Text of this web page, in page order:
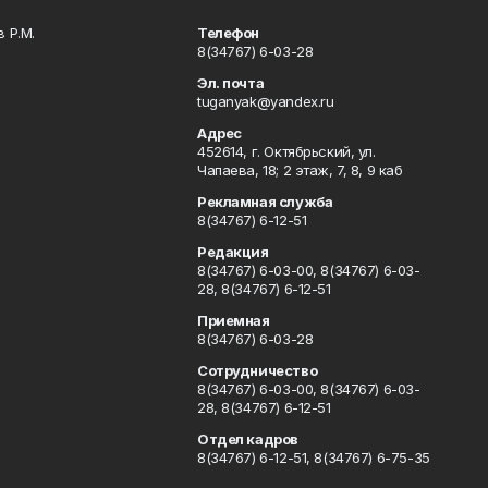
Р.М.
Телефон
8(34767) 6-03-28
Эл. почта
tuganyak@yandex.ru
Адрес
452614, г. Октябрьский, ул.
Чапаева, 18; 2 этаж, 7, 8, 9 каб
Рекламная служба
8(34767) 6-12-51
Редакция
8(34767) 6-03-00, 8(34767) 6-03-
28, 8(34767) 6-12-51
Приемная
8(34767) 6-03-28
Сотрудничество
8(34767) 6-03-00, 8(34767) 6-03-
28, 8(34767) 6-12-51
Отдел кадров
8(34767) 6-12-51, 8(34767) 6-75-35